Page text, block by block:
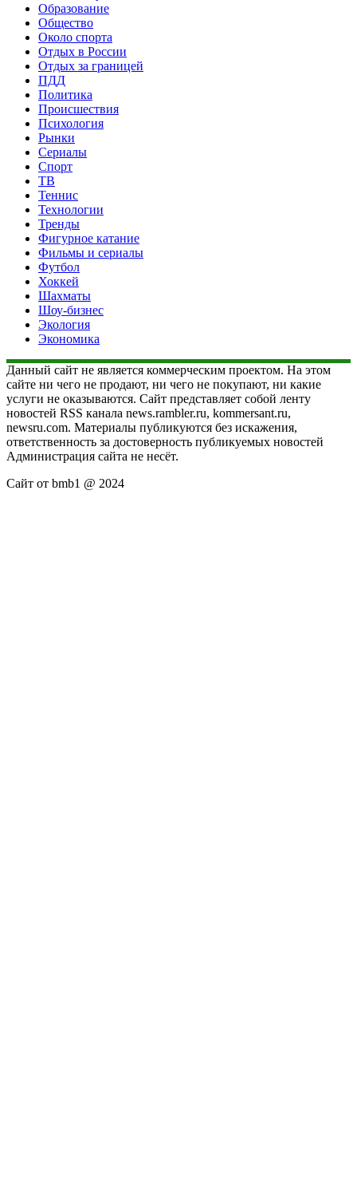
Образование
Общество
Около спорта
Отдых в России
Отдых за границей
ПДД
Политика
Происшествия
Психология
Рынки
Сериалы
Спорт
ТВ
Теннис
Технологии
Тренды
Фигурное катание
Фильмы и сериалы
Футбол
Хоккей
Шахматы
Шоу-бизнес
Экология
Экономика
Данный сайт не является коммерческим проектом. На этом
сайте ни чего не продают, ни чего не покупают, ни какие
услуги не оказываются. Сайт представляет собой ленту
новостей RSS канала news.rambler.ru, kommersant.ru,
newsru.com. Материалы публикуются без искажения,
ответственность за достоверность публикуемых новостей
Администрация сайта не несёт.
Сайт от bmb1 @ 2024